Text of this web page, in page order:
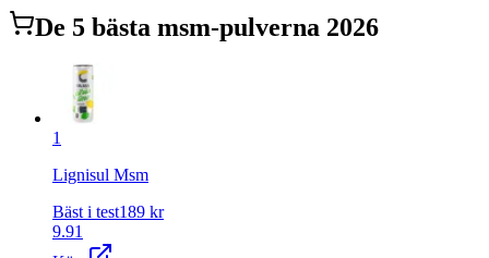
De 5 bästa msm-pulverna 2026
1
Lignisul Msm
Bäst i test189 kr
9.91